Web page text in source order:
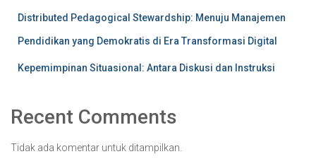
Distributed Pedagogical Stewardship: Menuju Manajemen
Pendidikan yang Demokratis di Era Transformasi Digital
Kepemimpinan Situasional: Antara Diskusi dan Instruksi
Recent Comments
Tidak ada komentar untuk ditampilkan.